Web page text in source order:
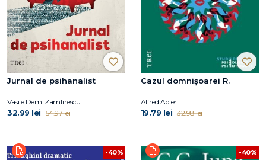
Jurnal de psihanalist
Vasile Dem. Zamfirescu
32.99 lei 54.97 lei
Cazul domnișoarei R.
Alfred Adler
19.79 lei 32.98 lei
-40% -40%